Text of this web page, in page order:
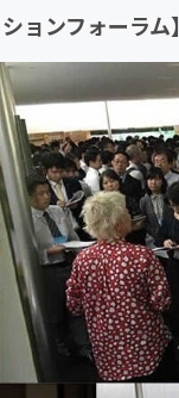
ョンフォーラム】